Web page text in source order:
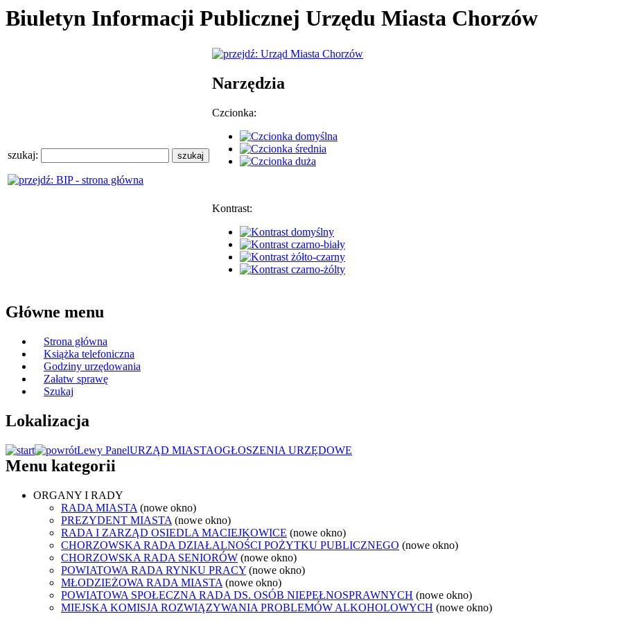
Biuletyn Informacji Publicznej Urzędu Miasta Chorzów
szukaj:
Narzędzia
Czcionka:
Kontrast:
Główne menu
Strona główna
Książka telefoniczna
Godziny urzędowania
Załatw sprawę
Szukaj
Lokalizacja
Lewy PanelURZĄD MIASTAOGŁOSZENIA URZĘDOWE
Menu kategorii
ORGANY I RADY
RADA MIASTA (nowe okno)
PREZYDENT MIASTA (nowe okno)
RADA I ZARZĄD OSIEDLA MACIEJKOWICE (nowe okno)
CHORZOWSKA RADA DZIAŁALNOŚCI POŻYTKU PUBLICZNEGO (nowe okno)
CHORZOWSKA RADA SENIORÓW (nowe okno)
POWIATOWA RADA RYNKU PRACY (nowe okno)
MŁODZIEŻOWA RADA MIASTA (nowe okno)
POWIATOWA SPOŁECZNA RADA DS. OSÓB NIEPEŁNOSPRAWNYCH (nowe okno)
MIEJSKA KOMISJA ROZWIĄZYWANIA PROBLEMÓW ALKOHOLOWYCH (nowe okno)